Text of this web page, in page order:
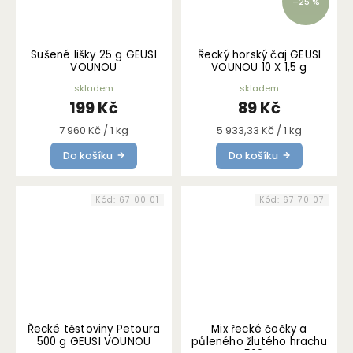
Sušené lišky 25 g GEUSI
VOUNOU
skladem
199 Kč
Měrná
cena:
7 960 Kč / 1 kg
Do košíku
Řecký horský čaj GEUSI
VOUNOU 10 X 1,5 g
skladem
89 Kč
Měrná
cena:
5 933,33 Kč / 1 kg
Do košíku
Řecké těstoviny Petoura
500 g GEUSI VOUNOU
Kód: 67 00 01
Mix řecké čočky a
půleného žlutého hrachu
Kód: 67 70 07